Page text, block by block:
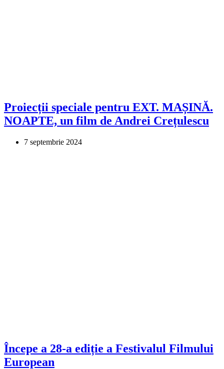
Proiecții speciale pentru EXT. MAȘINĂ.
NOAPTE, un film de Andrei Crețulescu
7 septembrie 2024
Începe a 28-a ediție a Festivalul Filmului
European